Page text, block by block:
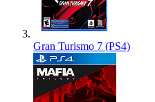
Gran Turismo 7 (PS4)